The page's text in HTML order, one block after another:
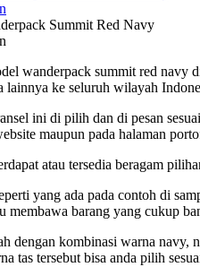
Summit Red Navy
wanderpack summit red navy
lainnya ke seluruh wilayah
ini di pilih dan di pesan
maupun pada halaman
atau tersedia beragam
yang ada pada contoh di
membawa barang yang cukup
dengan kombinasi warna navy,
tas tersebut bisa anda pilih